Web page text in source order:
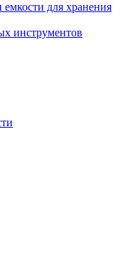
для хранения
инструментов